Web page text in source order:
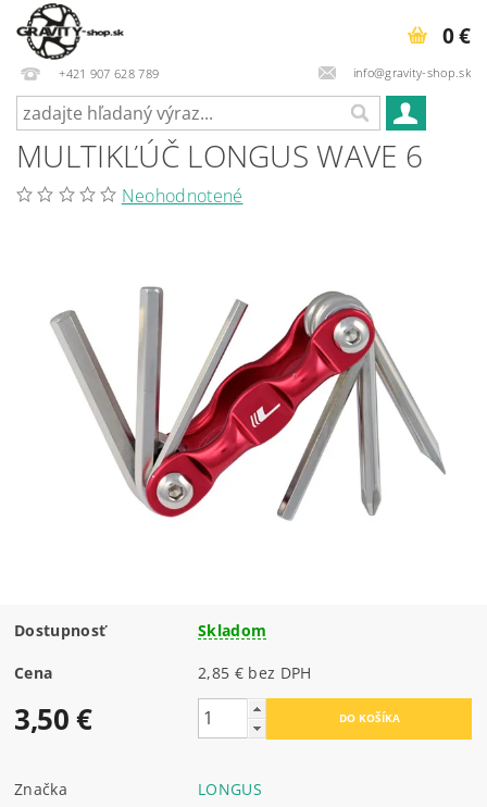
+421 907 628 789 info@gravity-shop.sk
0 €
MULTIKĽÚČ LONGUS WAVE 6
Neohodnotené
Dostupnosť Skladom
Cena 2,85 € bez DPH
3,50 €
Značka
LONGUS